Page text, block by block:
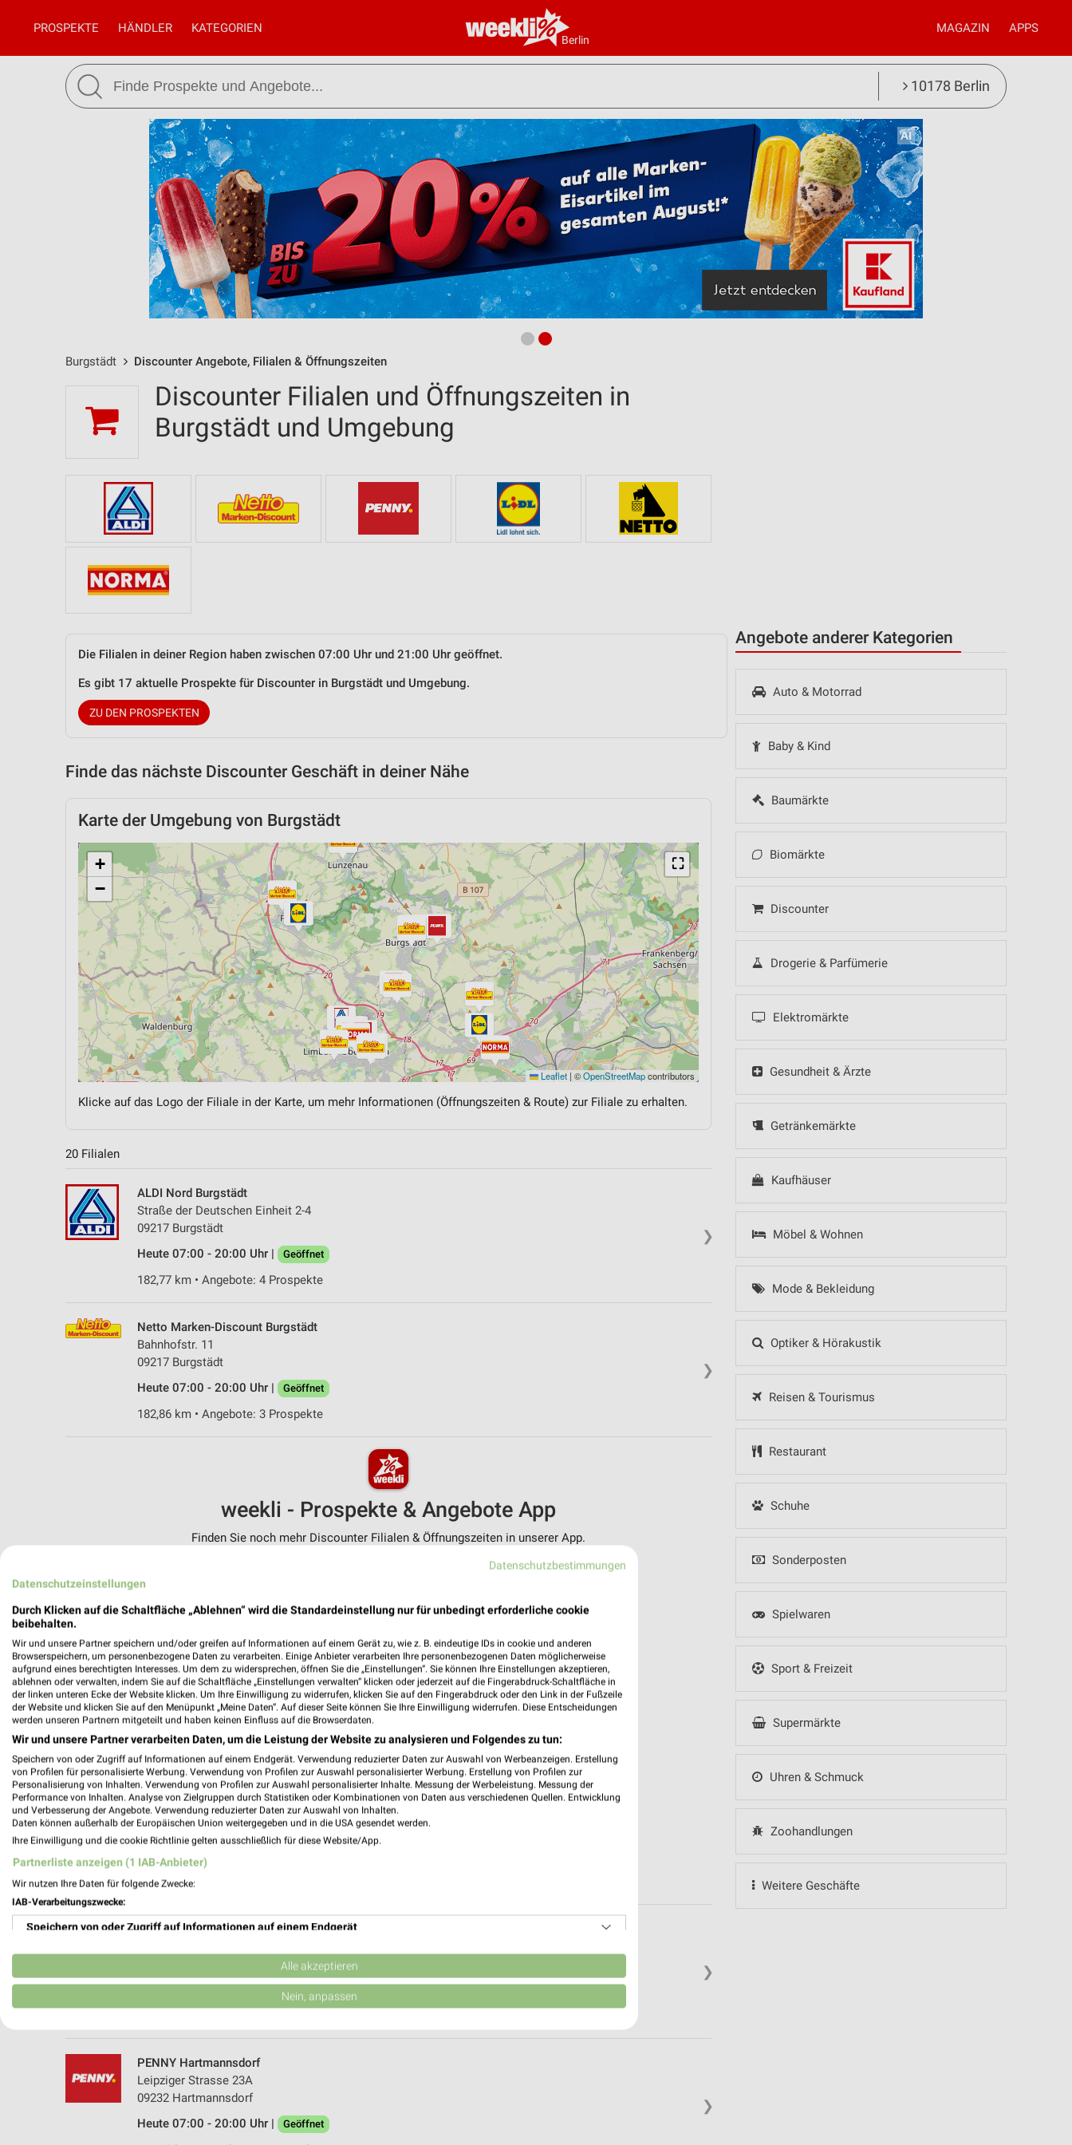
Berlin
PROSPEKTE HÄNDLER KATEGORIEN MAGAZIN APPS
10178 Berlin
Burgstädt Discounter Angebote, Filialen & Öffnungszeiten
Angebote anderer Kategorien
Auto & Motorrad
Baby & Kind
Baumärkte
Biomärkte
Discounter
Drogerie & Parfümerie
Elektromärkte
Gesundheit & Ärzte
Getränkemärkte
Kaufhäuser
Möbel & Wohnen
Mode & Bekleidung
Optiker & Hörakustik
Reisen & Tourismus
Restaurant
Schuhe
Sonderposten
Spielwaren
Sport & Freizeit
Supermärkte
Uhren & Schmuck
Zoohandlungen
Weitere Geschäfte
Discounter Filialen und Öffnungszeiten in
Burgstädt und Umgebung
Die Filialen in deiner Region haben zwischen 07:00 Uhr und 21:00 Uhr geöffnet.
Es gibt 17 aktuelle Prospekte für Discounter in Burgstädt und Umgebung.
ZU DEN PROSPEKTEN
Finde das nächste Discounter Geschäft in deiner Nähe
Karte der Umgebung von Burgstädt
⛶
+
−
Leaflet | ©OpenStreetMapcontributors
Klicke auf das Logo der Filiale in der Karte, um mehr Informationen (Öffnungszeiten & Route) zur Filiale zu erhalten.
20 Filialen
❯
ALDI Nord Burgstädt
Straße der Deutschen Einheit 2-4
09217 Burgstädt
Heute 07:00 - 20:00 Uhr |
Geöffnet
182,77 km • Angebote: 4 Prospekte
❯
Netto Marken-Discount Burgstädt
Bahnhofstr. 11
09217 Burgstädt
Heute 07:00 - 20:00 Uhr |
Geöffnet
182,86 km • Angebote: 3 Prospekte
weekli - Prospekte & Angebote App
Finden Sie noch mehr Discounter Filialen & Öffnungszeiten in unserer App.
✔Push-Benachrichtigungen bei neuen Prospekten
Einkaufsliste - Einkauf stressfrei planen
Nutze weekli auch mobil – App jetzt laden oder QR-Code scannen.
❯
PENNY Taura B Burgstaedt
Heute 07:00 - 20:00 Uhr | Geöffnet
❯
PENNY Hartmannsdorf
Leipziger Strasse 23A
09232 Hartmannsdorf
Heute 07:00 - 20:00 Uhr |
Geöffnet
Datenschutzbestimmungen
Datenschutzeinstellungen
Durch Klicken auf die Schaltfläche „Ablehnen“ wird die Standardeinstellung nur für unbedingt erforderliche cookie
beibehalten.
Wir und unsere Partner speichern und/oder greifen auf Informationen auf einem Gerät zu, wie z. B. eindeutige IDs in cookie und anderen
Browserspeichern, um personenbezogene Daten zu verarbeiten. Einige Anbieter verarbeiten Ihre personenbezogenen Daten möglicherweise
aufgrund eines berechtigten Interesses. Um dem zu widersprechen, öffnen Sie die „Einstellungen“. Sie können Ihre Einstellungen akzeptieren,
ablehnen oder verwalten, indem Sie auf die Schaltfläche „Einstellungen verwalten“ klicken oder jederzeit auf die Fingerabdruck-Schaltfläche in
der linken unteren Ecke der Website klicken. Um Ihre Einwilligung zu widerrufen, klicken Sie auf den Fingerabdruck oder den Link in der Fußzeile
der Website und klicken Sie auf den Menüpunkt „Meine Daten“. Auf dieser Seite können Sie Ihre Einwilligung widerrufen. Diese Entscheidungen
werden unseren Partnern mitgeteilt und haben keinen Einfluss auf die Browserdaten.
Wir und unsere Partner verarbeiten Daten, um die Leistung der Website zu analysieren und Folgendes zu tun:
Speichern von oder Zugriff auf Informationen auf einem Endgerät. Verwendung reduzierter Daten zur Auswahl von Werbeanzeigen. Erstellung
von Profilen für personalisierte Werbung. Verwendung von Profilen zur Auswahl personalisierter Werbung. Erstellung von Profilen zur
Personalisierung von Inhalten. Verwendung von Profilen zur Auswahl personalisierter Inhalte. Messung der Werbeleistung. Messung der
Performance von Inhalten. Analyse von Zielgruppen durch Statistiken oder Kombinationen von Daten aus verschiedenen Quellen. Entwicklung
und Verbesserung der Angebote. Verwendung reduzierter Daten zur Auswahl von Inhalten.
Daten können außerhalb der Europäischen Union weitergegeben und in die USA gesendet werden.
Ihre Einwilligung und die cookie Richtlinie gelten ausschließlich für diese Website/App.
Partnerliste anzeigen (1 IAB-Anbieter)
Wir nutzen Ihre Daten für folgende Zwecke:
IAB-Verarbeitungszwecke:
Speichern von oder Zugriff auf Informationen auf einem Endgerät
Verwendung reduzierter Daten zur Auswahl von Werbeanzeigen
Erstellung von Profilen für personalisierte Werbung
Erstellung von Profilen zur Personalisierung von Inhalten
Verwendung von Profilen zur Auswahl personalisierter Inhalte
Messung der Werbeleistung
Alle akzeptieren
Nein, anpassen